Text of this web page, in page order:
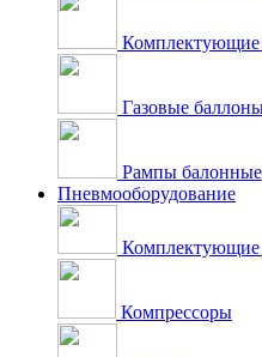
Комплектующие
Газовые
Рампы балонные
Пневмооборудование
Комплектующие
Компрессоры